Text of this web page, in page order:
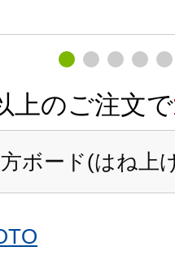
上のご注文で
ボード(はね上